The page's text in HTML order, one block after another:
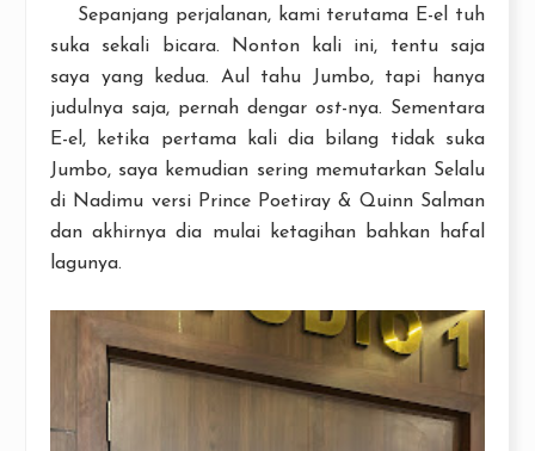
Sepanjang perjalanan, kami terutama E-el tuh
suka sekali bicara. Nonton kali ini, tentu saja
saya yang kedua. Aul tahu Jumbo, tapi hanya
judulnya saja, pernah dengar ost-nya. Sementara
E-el, ketika pertama kali dia bilang tidak suka
Jumbo, saya kemudian sering memutarkan Selalu
di Nadimu versi Prince Poetiray & Quinn Salman
dan akhirnya dia mulai ketagihan bahkan hafal
lagunya.